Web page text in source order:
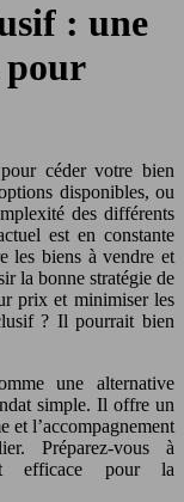
: une
pour
céder votre bien
disponibles, ou
des différents
est en constante
les biens à vendre et
la bonne stratégie de
prix et minimiser les
? Il pourrait bien
une alternative
simple. Il offre un
et l’accompagnement
Préparez-vous à
efficace pour la